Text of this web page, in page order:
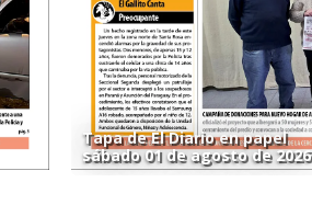
Tapa de El Diario en papel
sábado 01 de agosto de 2026